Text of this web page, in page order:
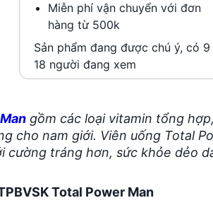
Miễn phí vận chuyển với đơn
hàng từ 500k
Sản phẩm đang được chú ý, có
18 người đang xem
gồm các loại vitamin tổng
cho nam giới. Viên uống Total
cường tráng hơn, sức khỏe dẻo
Total Power Man